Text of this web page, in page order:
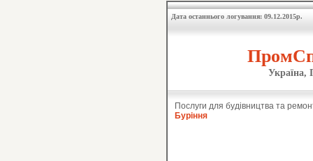
Дата останнього логування: 09.12.2015р.
Україна,
Послуги для будівництва та
Буріння